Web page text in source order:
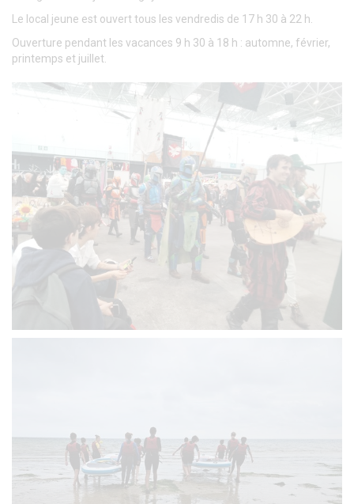
Le local jeune est ouvert tous les vendredis de 17 h 30 à 22 h.
Ouverture pendant les vacances 9 h 30 à 18 h : automne, février,
printemps et juillet.